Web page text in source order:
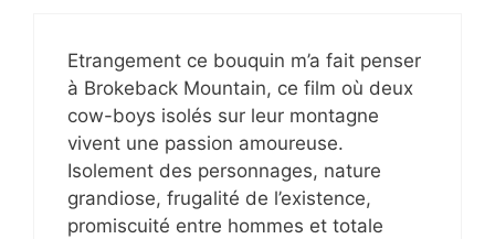
Etrangement ce bouquin m’a fait penser
à Brokeback Mountain, ce film où deux
cow-boys isolés sur leur montagne
vivent une passion amoureuse.
Isolement des personnages, nature
grandiose, frugalité de l’existence,
promiscuité entre hommes et totale